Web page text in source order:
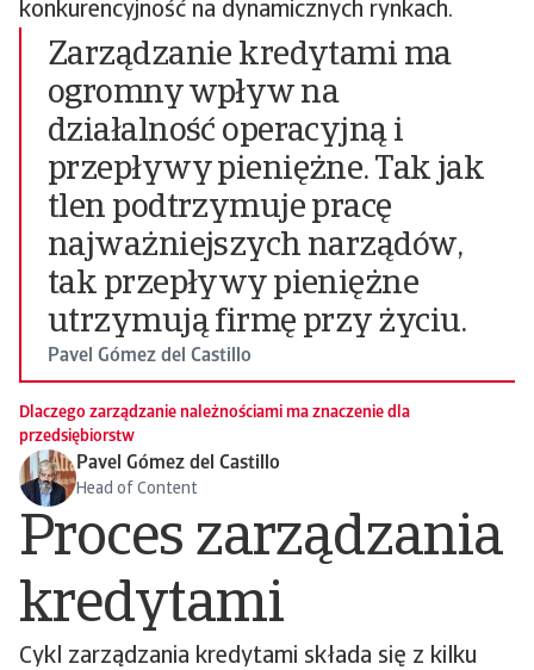
konkurencyjność na dynamicznych rynkach.
Zarządzanie kredytami ma
ogromny wpływ na
działalność operacyjną i
przepływy pieniężne. Tak jak
tlen podtrzymuje pracę
najważniejszych narządów,
tak przepływy pieniężne
utrzymują firmę przy życiu.
Pavel Gómez del Castillo
Dlaczego zarządzanie należnościami ma znaczenie dla
przedsiębiorstw
Pavel Gómez del Castillo
Head of Content
Proces zarządzania
kredytami
Cykl zarządzania kredytami składa się z kilku